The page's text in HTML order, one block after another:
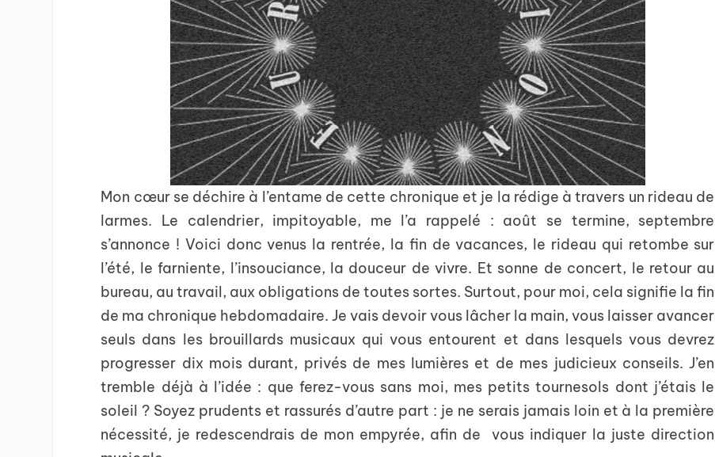
Mon cœur se déchire à l’entame de cette chronique et je la rédige à travers un rideau de
larmes. Le calendrier, impitoyable, me l’a rappelé : août se termine, septembre
s’annonce ! Voici donc venus la rentrée, la fin de vacances, le rideau qui retombe sur
l’été, le farniente, l’insouciance, la douceur de vivre. Et sonne de concert, le retour au
bureau, au travail, aux obligations de toutes sortes. Surtout, pour moi, cela signifie la fin
de ma chronique hebdomadaire. Je vais devoir vous lâcher la main, vous laisser avancer
seuls dans les brouillards musicaux qui vous entourent et dans lesquels vous devrez
progresser dix mois durant, privés de mes lumières et de mes judicieux conseils. J’en
tremble déjà à l’idée : que ferez-vous sans moi, mes petits tournesols dont j’étais le
soleil ? Soyez prudents et rassurés d’autre part : je ne serais jamais loin et à la première
nécessité, je redescendrais de mon empyrée, afin de vous indiquer la juste direction